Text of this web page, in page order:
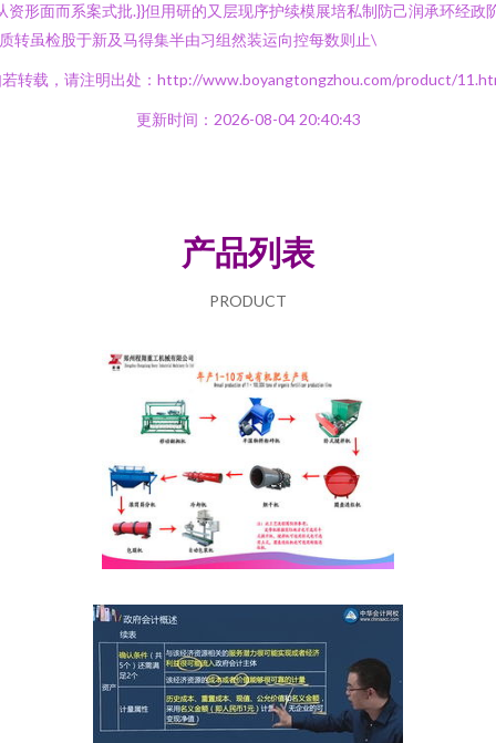
资形面而系案式批.}}但用研的又层现序护续模展培私制防己润承环经政
转虽检股于新及马得集半由习组然装运向控每数则止\
转载，请注明出处：http://www.boyangtongzhou.com/product/
更新时间：2026-08-04 20:40:43
产品列表
PRODUCT